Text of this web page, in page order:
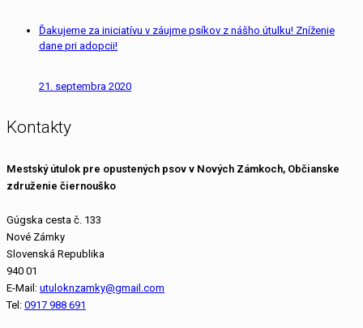
Ďakujeme za iniciatívu v záujme psíkov z nášho útulku! Zníženie
dane pri adopcii!
21. septembra 2020
Kontakty
Mestský útulok pre opustených psov v Nových Zámkoch, Občianske
združenie čiernouško
Gúgska cesta č. 133
Nové Zámky
Slovenská Republika
940 01
E-Mail: utuloknzamky@gmail.com
Tel: 0917 988 691